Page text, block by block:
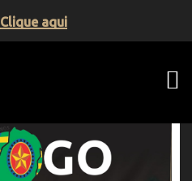
Clique aqui